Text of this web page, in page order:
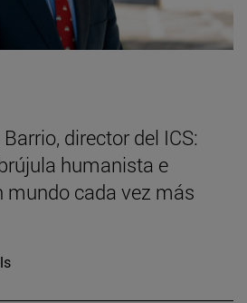
director del ICS:
humanista e
mundo cada vez más